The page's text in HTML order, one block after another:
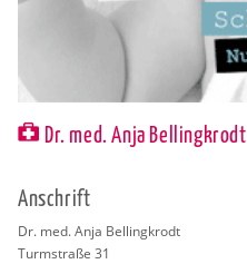
Dr. med. Anja Bellingkrodt
An­schrift
Dr. med. Anja Bel­ling­krodt
Turm­stra­ße 31